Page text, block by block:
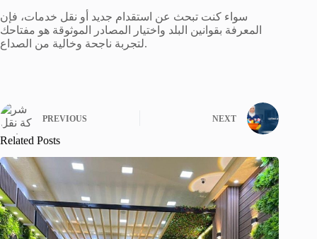
سواء كنت تبحث عن استقدام جديد أو نقل خدمات، فإن
المعرفة بقوانين البلد واختيار المصادر الموثوقة هو مفتاحك
لتجربة ناجحة وخالية من الصداع.
PREVIOUS NEXT
Related Posts